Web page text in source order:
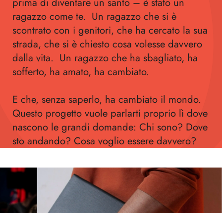
ragazzo come te. Un ragazzo che si è
scontrato con i genitori, che ha cercato la sua
strada, che si è chiesto cosa volesse davvero
dalla vita. Un ragazzo che ha sbagliato, ha
sofferto, ha amato, ha cambiato.
E che, senza saperlo, ha cambiato il mondo.
Questo progetto vuole parlarti proprio lì dove
nascono le grandi domande: Chi sono? Dove
sto andando? Cosa voglio essere davvero?